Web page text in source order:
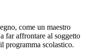
come un maestro
far affrontare al soggetto
programma scolastico.